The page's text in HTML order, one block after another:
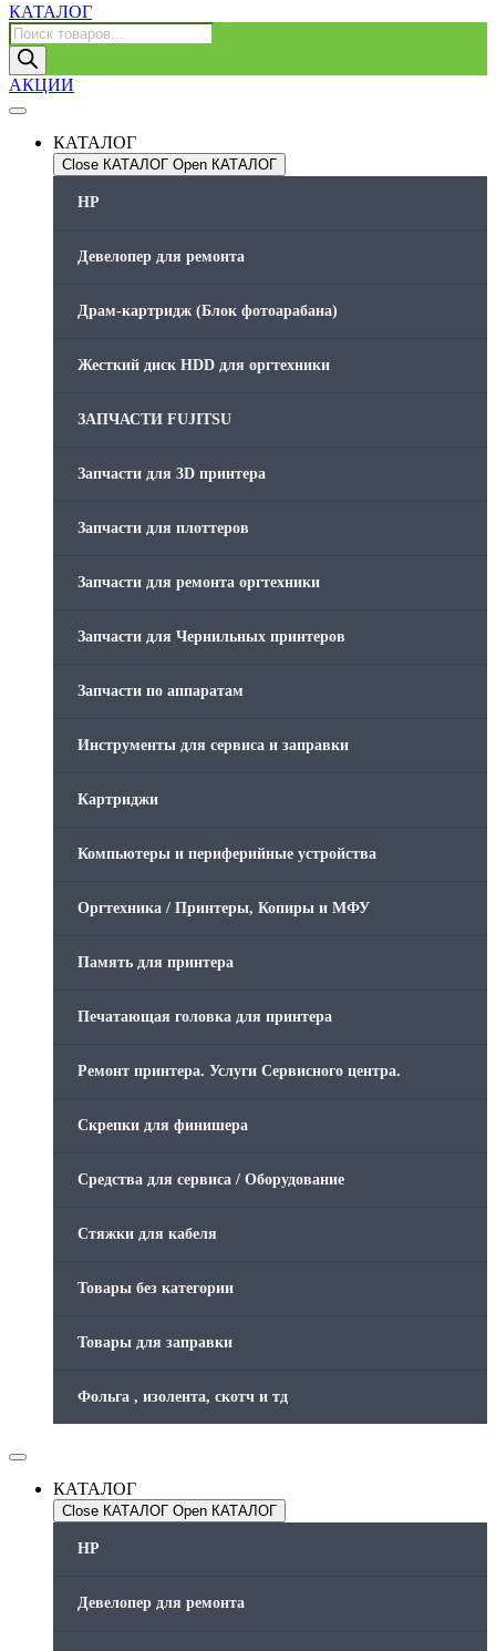
КАТАЛОГ
Поиск
товаров
АКЦИИ
КАТАЛОГ
Close КАТАЛОГ Open КАТАЛОГ
HP
Девелопер для ремонта
Драм-картридж (Блок фотоарабана)
Жесткий диск HDD для оргтехники
ЗАПЧАСТИ FUJITSU
Запчасти для 3D принтера
Запчасти для плоттеров
Запчасти для ремонта оргтехники
Запчасти для Чернильных принтеров
Запчасти по аппаратам
Инструменты для сервиса и заправки
Картриджи
Компьютеры и периферийные устройства
Оргтехника / Принтеры, Копиры и МФУ
Память для принтера
Печатающая головка для принтера
Ремонт принтера. Услуги Сервисного центра.
Скрепки для финишера
Средства для сервиса / Оборудование
Стяжки для кабеля
Товары без категории
Товары для заправки
Фольга , изолента, скотч и тд
КАТАЛОГ
Close КАТАЛОГ Open КАТАЛОГ
HP
Девелопер для ремонта